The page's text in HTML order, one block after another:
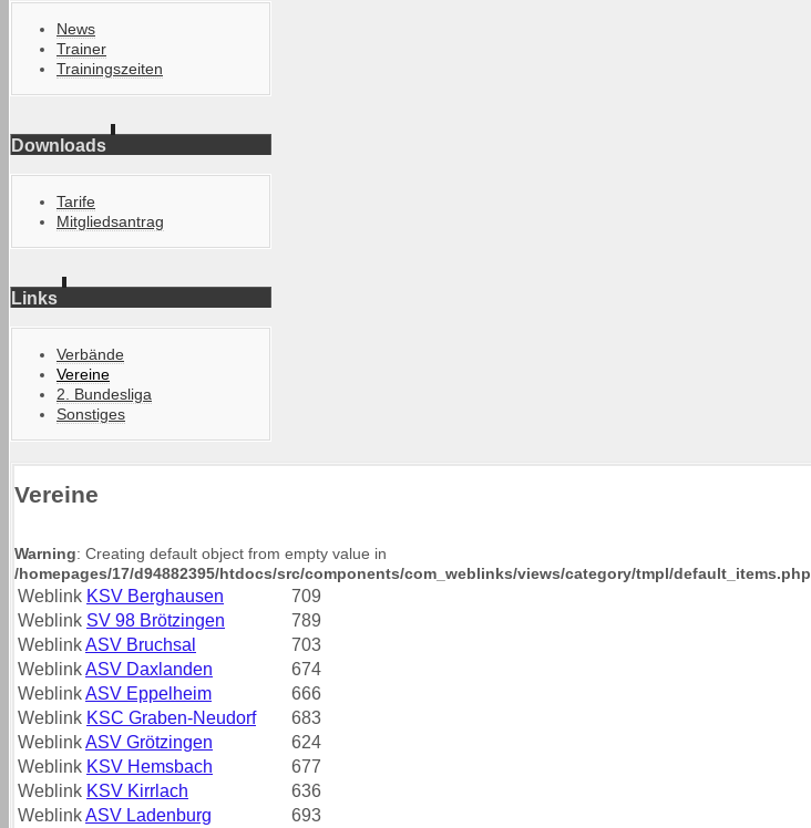
News
Trainer
Trainingszeiten
Downloads
Tarife
Mitgliedsantrag
Links
Verbände
Vereine
2. Bundesliga
Sonstiges
Vereine
Warning: Creating default object from empty value in
/homepages/17/d94882395/htdocs/src/components/com_weblinks/views/category/tmpl/default_items.php
Weblink KSV Berghausen
709
Weblink SV 98 Brötzingen
789
WeblinkASV Bruchsal
703
WeblinkASV Daxlanden
674
WeblinkASV Eppelheim
666
Weblink KSC Graben-Neudorf
683
WeblinkASV Grötzingen
624
Weblink KSV Hemsbach
677
Weblink KSV Kirrlach
636
WeblinkASV Ladenburg
693